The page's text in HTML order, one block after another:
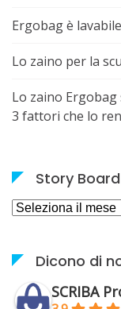
Ergobag è
Lo zaino per la
Lo zaino
3 fattori che lo
Story
Story
per
mese)Dicono di
SCRIBA